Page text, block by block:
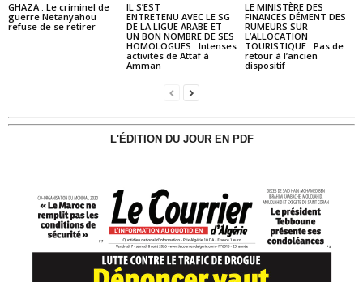
GHAZA : Le criminel de
guerre Netanyahou
refuse de se retirer
IL S’EST
ENTRETENU AVEC LE SG
DE LA LIGUE ARABE ET
UN BON NOMBRE DE SES
HOMOLOGUES : Intenses
activités de Attaf à
Amman
LE MINISTÈRE DES
FINANCES DÉMENT DES
RUMEURS SUR
L’ALLOCATION
TOURISTIQUE : Pas de
retour à l’ancien
dispositif
L'ÉDITION DU JOUR EN PDF